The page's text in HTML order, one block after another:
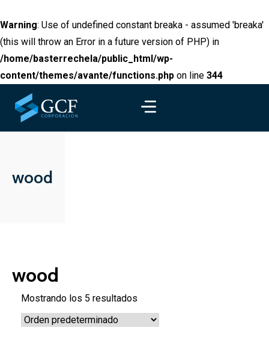
Warning: Use of undefined constant breaka - assumed 'breaka'
(this will throw an Error in a future version of PHP) in
/home/basterrechela/public_html/wp-
content/themes/avante/functions.php on line 344
wood
wood
Mostrando los 5 resultados